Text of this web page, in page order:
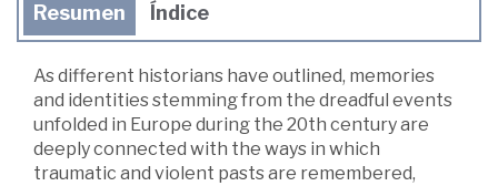
Resumen Índice
As different historians have outlined, memories
and identities stemming from the dreadful events
unfolded in Europe during the 20th century are
deeply connected with the ways in which
traumatic and violent pasts are remembered,